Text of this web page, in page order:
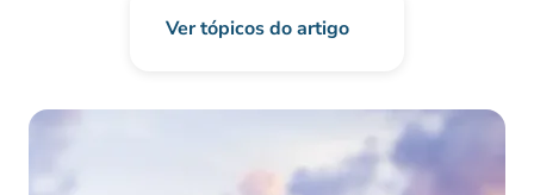
Ver tópicos do artigo